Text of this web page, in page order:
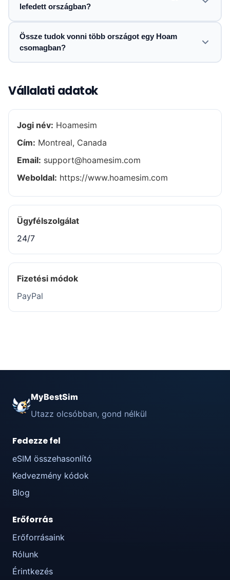
lefedett országban?
Össze tudok vonni több országot egy Hoam
csomagban?
Vállalati adatok
Jogi név: Hoamesim
Cím: Montreal, Canada
Email: support@hoamesim.com
Weboldal: https://www.hoamesim.com
Ügyfélszolgálat
24/7
Fizetési módok
PayPal
MyBestSim
Utazz olcsóbban, gond nélkül
Fedezze fel
eSIM összehasonlító
Kedvezmény kódok
Blog
Erőforrás
Erőforrásaink
Rólunk
Érintkezés